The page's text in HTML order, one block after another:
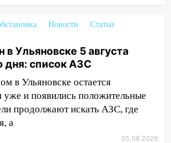
без прав врезался в
автомобиль
«зебру» на
под колеса
изнутри: в
районе горела дача
Новости
Статьи
в Ульяновске 5 августа
дня: список АЗС
в Ульяновске остается
уже и появились положительные
продолжают искать АЗС, где
а
05.08.2026